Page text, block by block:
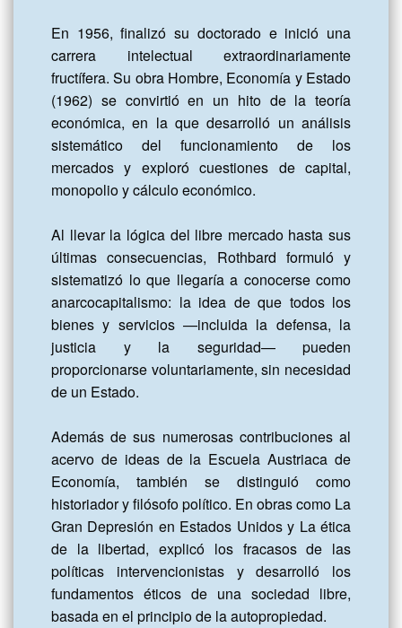
En 1956, finalizó su doctorado e inició una
carrera intelectual extraordinariamente
fructífera. Su obra Hombre, Economía y Estado
(1962) se convirtió en un hito de la teoría
económica, en la que desarrolló un análisis
sistemático del funcionamiento de los
mercados y exploró cuestiones de capital,
monopolio y cálculo económico.
Al llevar la lógica del libre mercado hasta sus
últimas consecuencias, Rothbard formuló y
sistematizó lo que llegaría a conocerse como
anarcocapitalismo: la idea de que todos los
bienes y servicios —incluida la defensa, la
justicia y la seguridad— pueden
proporcionarse voluntariamente, sin necesidad
de un Estado.
Además de sus numerosas contribuciones al
acervo de ideas de la Escuela Austriaca de
Economía, también se distinguió como
historiador y filósofo político. En obras como La
Gran Depresión en Estados Unidos y La ética
de la libertad, explicó los fracasos de las
políticas intervencionistas y desarrolló los
fundamentos éticos de una sociedad libre,
basada en el principio de la autopropiedad.